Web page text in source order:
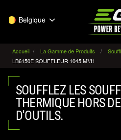
Belgique
Accueil La Gamme de Produits
LB6150E SOUFFLEUR 1045 M³/H
SOUFFLEZ LES
THERMIQUE HORS
D'OUTILS.